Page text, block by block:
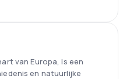
van Europa, is een
en natuurlijke